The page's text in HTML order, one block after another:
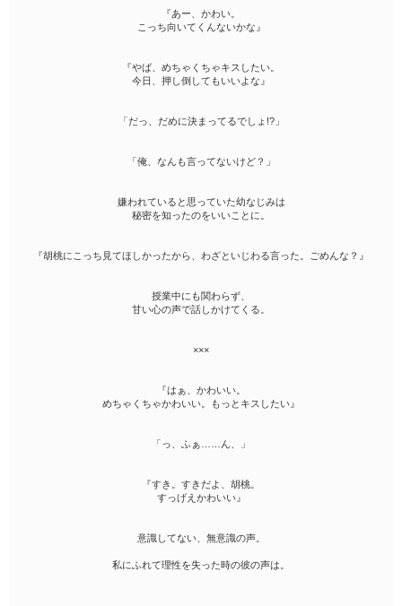
『あー、かわい。
こっち向いてくんないかな』
『やば、めちゃくちゃキスしたい。
今日、押し倒してもいいよな』
「だっ、だめに決まってるでしょ!?」
「俺、なんも言ってないけど？」
嫌われていると思っていた幼なじみは
秘密を知ったのをいいことに。
『胡桃にこっち見てほしかったから、わざといじわる言った。ごめんな？』
授業中にも関わらず、
甘い心の声で話しかけてくる。
×××
『はぁ、かわいい。
めちゃくちゃかわいい。もっとキスしたい』
「っ、ふぁ……ん、」
『すき。すきだよ、胡桃。
すっげえかわいい』
意識してない、無意識の声。
私にふれて理性を失った時の彼の声は。